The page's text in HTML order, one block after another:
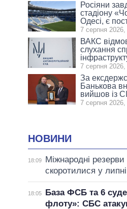
Росіяни
стадіону
Одесі, є
7 серпня
ВАКС
слухання
7 серпня
За
Банькова
вийшов із
7 серпня
НОВИНИ
18:09
Міжнародні резерви
скоротилися у липні
18:05
База ФСБ та 6
флоту»: СБС